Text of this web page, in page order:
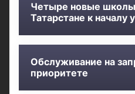
Четыре новые школы
Татарстане к началу
Обслуживание на
приоритете